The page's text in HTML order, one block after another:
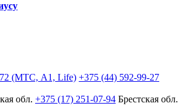
(МТС, A1, Life) +375 (44) 592-99-27
обл. +375 (17) 251-07-94 Брестская обл.